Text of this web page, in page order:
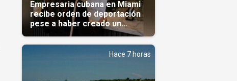
Empresaria cubana en Miami
recibe orden de deportación
pese a haber creado un
Hace 7 horas